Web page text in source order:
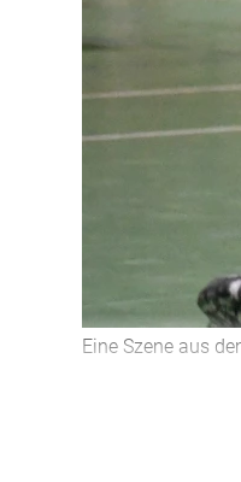
Eine Szene aus